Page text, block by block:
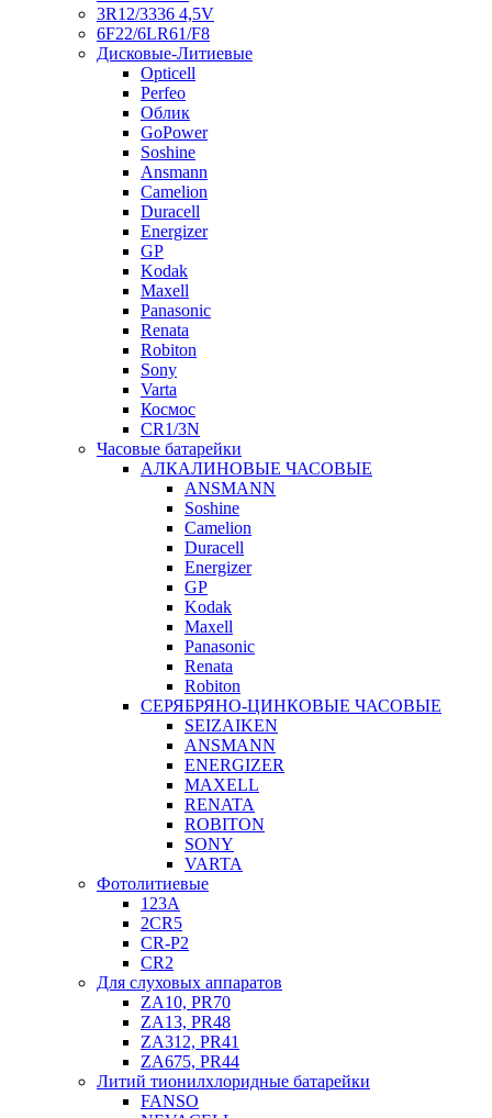
3R12/3336 4,5V
6F22/6LR61/F8
Дисковые-Литиевые
Opticell
Perfeo
Облик
GoPower
Soshine
Ansmann
Camelion
Duracell
Energizer
GP
Kodak
Maxell
Panasonic
Renata
Robiton
Sony
Varta
Космос
CR1/3N
Часовые батарейки
АЛКАЛИНОВЫЕ ЧАСОВЫЕ
ANSMANN
Soshine
Camelion
Duracell
Energizer
GP
Kodak
Maxell
Panasonic
Renata
Robiton
СЕРЯБРЯНО-ЦИНКОВЫЕ ЧАСОВЫЕ
SEIZAIKEN
ANSMANN
ENERGIZER
MAXELL
RENATA
ROBITON
SONY
VARTA
Фотолитиевые
123A
2CR5
CR-P2
CR2
Для слуховых аппаратов
ZA10, PR70
ZA13, PR48
ZA312, PR41
ZA675, PR44
Литий тионилхлоридные батарейки
FANSO